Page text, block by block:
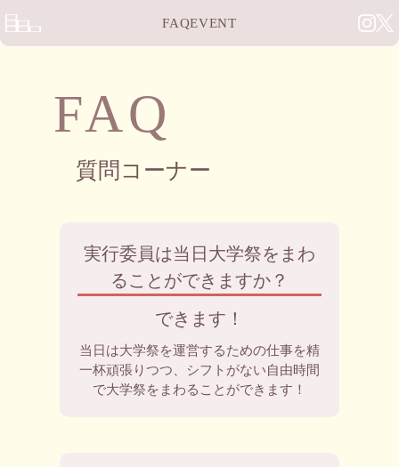
FAQEVENT
FAQ
質問コーナー
実行委員は当日大学祭をまわ
ることができますか？
できます！
当日は大学祭を運営するための仕事を精
一杯頑張りつつ、シフトがない自由時間
で大学祭をまわることができます！